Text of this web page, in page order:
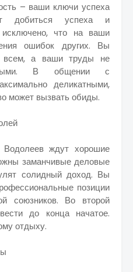
– ваши ключи успеха
добиться успеха и
что на ваши
ошибок других. Вы
всем, а ваши труды не
В общении с
деликатными,
может вызвать обиды.
ждут хорошие
заманчивые деловые
солидный доход. Вы
позиции
союзников. Во второй
до конца начатое.
отдыху.